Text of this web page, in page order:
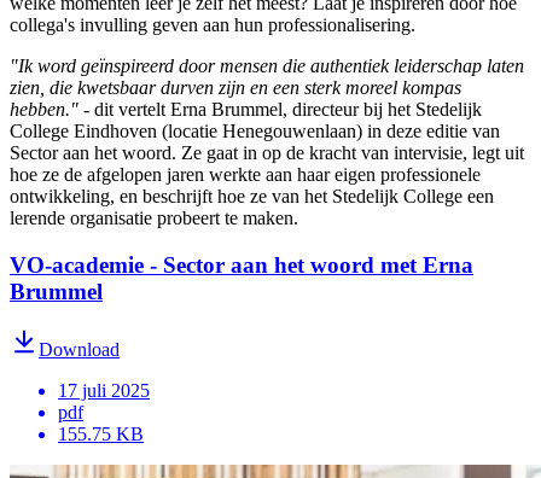
collega's invulling geven aan hun professionalisering.
"Ik word geïnspireerd door mensen die authentiek leiderschap laten
zien, die kwetsbaar durven zijn en een sterk moreel kompas
hebben." - dit vertelt Erna Brummel, directeur bij het Stedelijk
College Eindhoven (locatie Henegouwenlaan) in deze editie van
Sector aan het woord. Ze gaat in op de kracht van intervisie, legt uit
hoe ze de afgelopen jaren werkte aan haar eigen professionele
ontwikkeling, en beschrijft hoe ze van het Stedelijk College een
lerende organisatie probeert te maken.
VO-academie - Sector aan het woord met Erna
Brummel
Download
17 juli 2025
pdf
155.75 KB